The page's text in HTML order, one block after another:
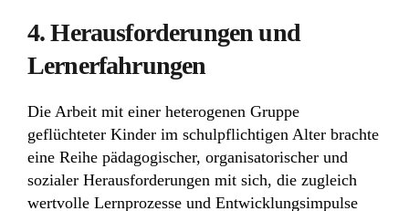
4. Herausforderungen und
Lernerfahrungen
Die Arbeit mit einer heterogenen Gruppe
geflüchteter Kinder im schulpflichtigen Alter brachte
eine Reihe pädagogischer, organisatorischer und
sozialer Herausforderungen mit sich, die zugleich
wertvolle Lernprozesse und Entwicklungsimpulse